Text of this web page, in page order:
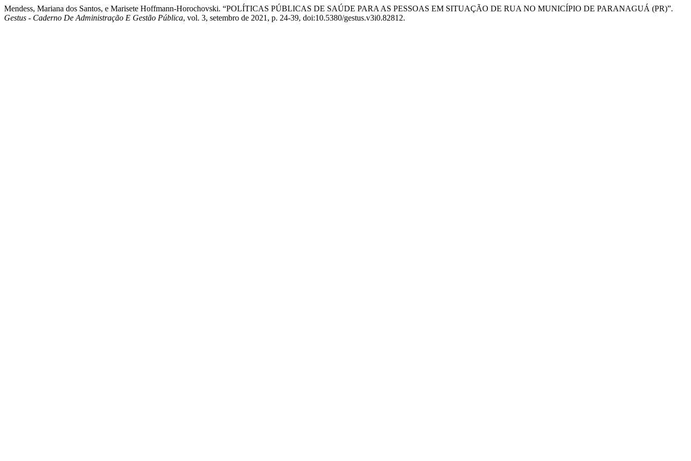
Mendess, Mariana dos Santos, e Marisete Hoffmann-Horochovski. “POLÍTICAS PÚBLICAS DE SAÚDE PARA AS PESSOAS EM SITUAÇÃO DE RUA NO MUNICÍPIO DE PARANAGUÁ (PR)”.
Gestus - Caderno De Administração E Gestão Pública, vol. 3, setembro de 2021, p. 24-39, doi:10.5380/gestus.v3i0.82812.